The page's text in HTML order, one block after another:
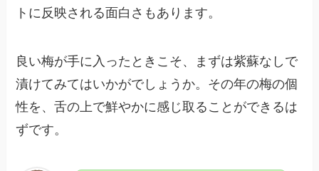
トに反映される面白さもあります。
良い梅が手に入ったときこそ、まずは紫蘇なしで
漬けてみてはいかがでしょうか。その年の梅の個
性を、舌の上で鮮やかに感じ取ることができるは
ずです。